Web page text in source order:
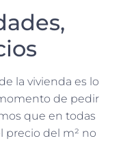
la vivienda es lo
de pedir
que en todas
precio del m² no